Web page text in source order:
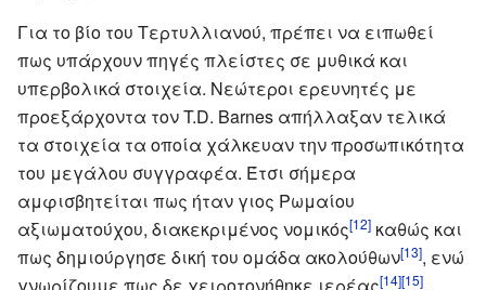
Για το βίο του Τερτυλλιανού, πρέπει να ειπωθεί
πως υπάρχουν πηγές πλείστες σε μυθικά και
υπερβολικά στοιχεία. Νεώτεροι ερευνητές με
προεξάρχοντα τον T.D. Barnes απήλλαξαν τελικά
τα στοιχεία τα οποία χάλκευαν την προσωπικότητα
του μεγάλου συγγραφέα. Έτσι σήμερα
αμφισβητείται πως ήταν γιος Ρωμαίου
αξιωματούχου, διακεκριμένος νομικός[12] καθώς και
πως δημιούργησε δική του ομάδα ακολούθων[13], ενώ
γνωρίζουμε πως δε χειροτονήθηκε ιερέας[14][15].